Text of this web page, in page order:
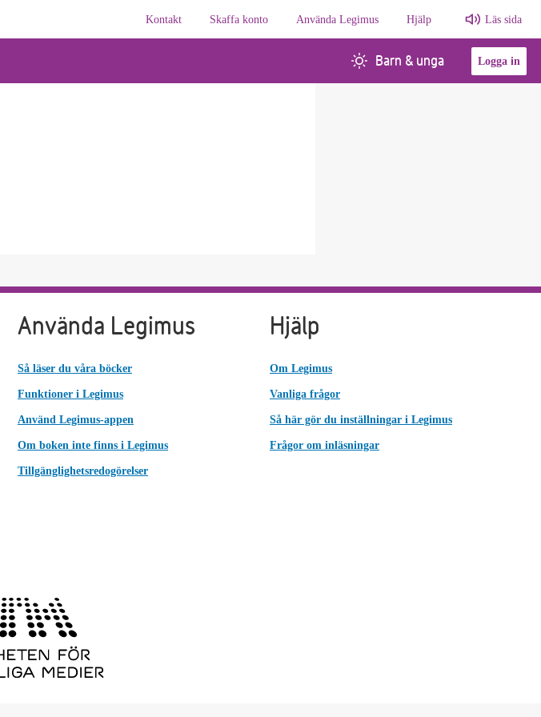
Kontakt
Skaffa konto Använda Legimus Hjälp Läs sida
Barn & unga Logga in
Använda Legimus
Så läser du våra böcker
Funktioner i Legimus
Använd Legimus-appen
Om boken inte finns i Legimus
Tillgänglighetsredogörelser
Hjälp
Om Legimus
Vanliga frågor
Så här gör du inställningar i Legimus
Frågor om inläsningar